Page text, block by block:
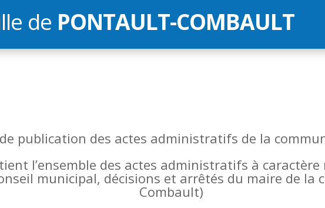
de PONTAULT-COMBAULT
publication des actes administratifs de la
l’ensemble des actes administratifs à
municipal, décisions et arrêtés du maire de la
Combault)